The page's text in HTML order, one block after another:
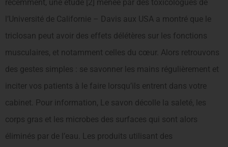
récemment, une étude [2] menée par des toxicologues de
l’Université de Californie – Davis aux USA a montré que le
triclosan peut avoir des effets délétères sur les fonctions
musculaires, et notamment celles du cœur. Alors retrouvons
des gestes simples : se savonner les mains régulièrement et
inciter vos patients à le faire lorsqu’ils entrent dans votre
cabinet. Pour information, Le savon décolle la saleté, les
corps gras et les microbes des surfaces qui sont alors
éliminés par de l’eau. Les produits utilisant des